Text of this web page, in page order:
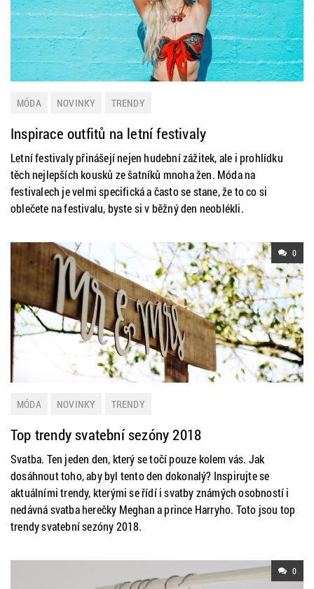
MÓDA NOVINKY TRENDY
Inspirace outfitů na letní festivaly
Letní festivaly přinášejí nejen hudební zážitek, ale i prohlídku
těch nejlepších kousků ze šatníků mnoha žen. Móda na
festivalech je velmi specifická a často se stane, že to co si
oblečete na festivalu, byste si v běžný den neoblékli.
0
MÓDA NOVINKY TRENDY
Top trendy svatební sezóny 2018
Svatba. Ten jeden den, který se točí pouze kolem vás. Jak
dosáhnout toho, aby byl tento den dokonalý? Inspirujte se
aktuálními trendy, kterými se řídí i svatby známých osobností i
nedávná svatba herečky Meghan a prince Harryho. Toto jsou top
trendy svatební sezóny 2018.
0